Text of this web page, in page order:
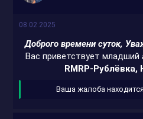
08.02.2025
Доброго времени суток,
Вас приветствует младший
RMRP-Рублёвка,
Ваша жалоба